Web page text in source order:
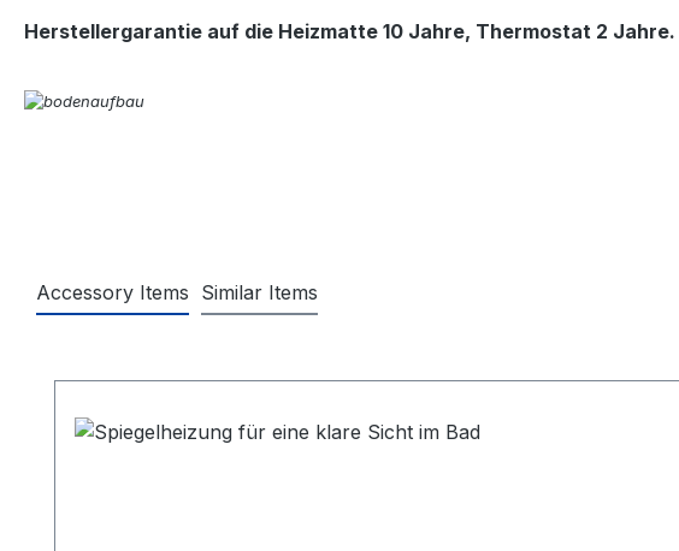
Herstellergarantie auf die Heizmatte 10 Jahre, Thermostat 2 Jahre.
Accessory Items Similar Items